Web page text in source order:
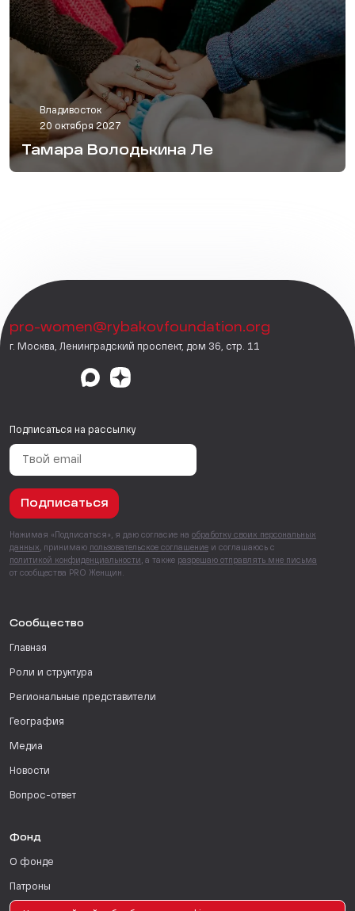
Владивосток
20 октября 2027
Тамара Володькина Ле
pro-women@rybakovfoundation.org
г. Москва, Ленинградский проспект, дом 36, стр. 11
Подписаться на рассылку
Подписаться
Нажимая «Подписаться», я даю согласие на обработку своих персональных
данных , принимаю пользовательское соглашение и соглашаюсь с
политикой конфиденциальности , а также разрешаю отправлять мне письма
от сообщества PRO Женщин.
Сообщество
Главная
Роли и структура
Региональные представители
География
Медиа
Новости
Вопрос-ответ
Фонд
О фонде
Патроны